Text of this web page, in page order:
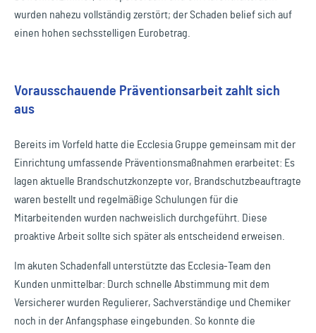
wurden nahezu vollständig zerstört; der Schaden belief sich auf
einen hohen sechsstelligen Eurobetrag.
Vorausschauende Präventionsarbeit zahlt sich
aus
Bereits im Vorfeld hatte die Ecclesia Gruppe gemeinsam mit der
Einrichtung umfassende Präventionsmaßnahmen erarbeitet: Es
lagen aktuelle Brandschutzkonzepte vor, Brandschutzbeauftragte
waren bestellt und regelmäßige Schulungen für die
Mitarbeitenden wurden nachweislich durchgeführt. Diese
proaktive Arbeit sollte sich später als entscheidend erweisen.
Im akuten Schadenfall unterstützte das Ecclesia-Team den
Kunden unmittelbar: Durch schnelle Abstimmung mit dem
Versicherer wurden Regulierer, Sachverständige und Chemiker
noch in der Anfangsphase eingebunden. So konnte die